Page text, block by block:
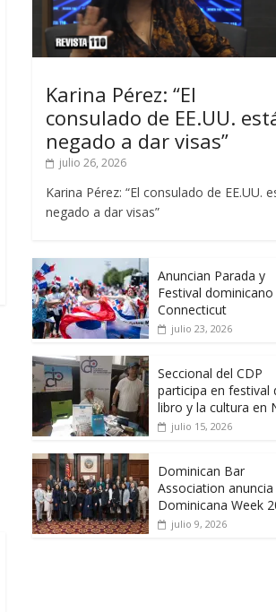
Karina Pérez: “El
consulado de EE.UU.
negado a dar visas”
julio 26, 2026
Karina Pérez: “El consulado de EE.UU.
negado a dar visas”
Anuncian Parada y
Festival dominicano
Connecticut
julio 23, 2026
Seccional del CDP
participa en festival
libro y la cultura en
julio 15, 2026
Dominican Bar
Association anuncia
Dominicana Week
julio 9, 2026